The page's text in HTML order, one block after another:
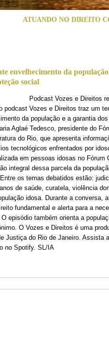
ATUANDO NO DIREITO
envelhecimento da
social
recebe a
podcast Vozes e Direitos traz um
da população e a garantia
Aglaé Tedesco, presidente do
do Rio, que apresenta
tecnológicos enfrentados por
em pessoas idosas no Fórum
integral dessa parcela da
os temas debatidos estão:
de saúde, curatela, violência
idosa. Durante a conversa,
fundamental e alerta para a
episódio também orienta a
O Vozes e Direitos é uma
Justiça do Rio de Janeiro.
no Spotify. SL/IA